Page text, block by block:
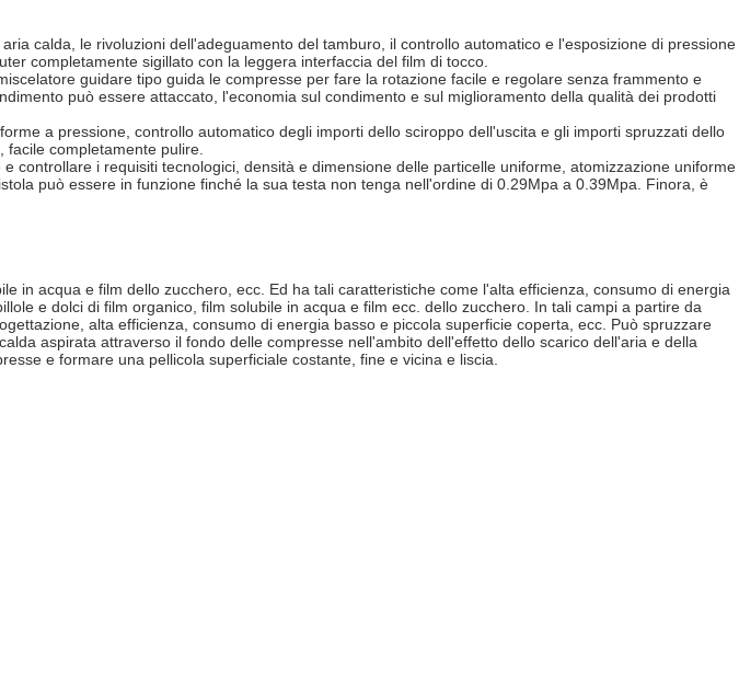
calda, le rivoluzioni dell'adeguamento del tamburo, il controllo automatico e l'esposizione di pressione
completamente sigillato con la leggera interfaccia del film di tocco.
guidare tipo guida le compresse per fare la rotazione facile e regolare senza frammento e
può essere attaccato, l'economia sul condimento e sul miglioramento della qualità dei prodotti
a pressione, controllo automatico degli importi dello sciroppo dell'uscita e gli importi spruzzati dello
completamente pulire.
i requisiti tecnologici, densità e dimensione delle particelle uniforme, atomizzazione uniforme
può essere in funzione finché la sua testa non tenga nell'ordine di 0.29Mpa a 0.39Mpa. Finora, è
in acqua e film dello zucchero, ecc. Ed ha tali caratteristiche come l'alta efficienza, consumo di energia
e dolci di film organico, film solubile in acqua e film ecc. dello zucchero. In tali campi a partire da
alta efficienza, consumo di energia basso e piccola superficie coperta, ecc. Può spruzzare
aspirata attraverso il fondo delle compresse nell'ambito dell'effetto dello scarico dell'aria e della
e formare una pellicola superficiale costante, fine e vicina e liscia.